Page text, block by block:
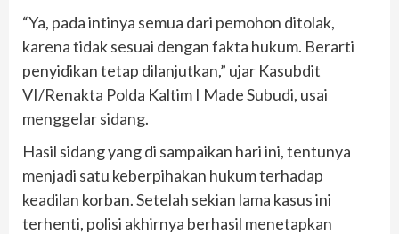
“Ya, pada intinya semua dari pemohon ditolak,
karena tidak sesuai dengan fakta hukum. Berarti
penyidikan tetap dilanjutkan,” ujar Kasubdit
VI/Renakta Polda Kaltim I Made Subudi, usai
menggelar sidang.
Hasil sidang yang di sampaikan hari ini, tentunya
menjadi satu keberpihakan hukum terhadap
keadilan korban. Setelah sekian lama kasus ini
terhenti, polisi akhirnya berhasil menetapkan